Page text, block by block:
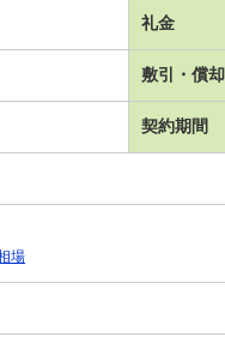
礼金
敷引・償却
契約期間
場